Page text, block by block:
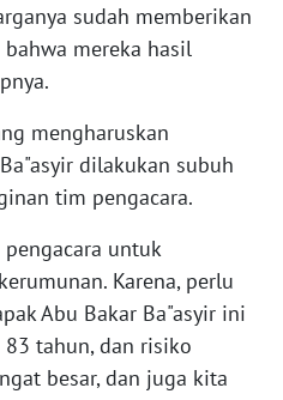
sudah memberikan
mereka hasil
mengharuskan
dilakukan subuh
tim pengacara.
untuk
Karena, perlu
Abu Bakar Ba"asyir ini
83 tahun, dan risiko
besar, dan juga kita